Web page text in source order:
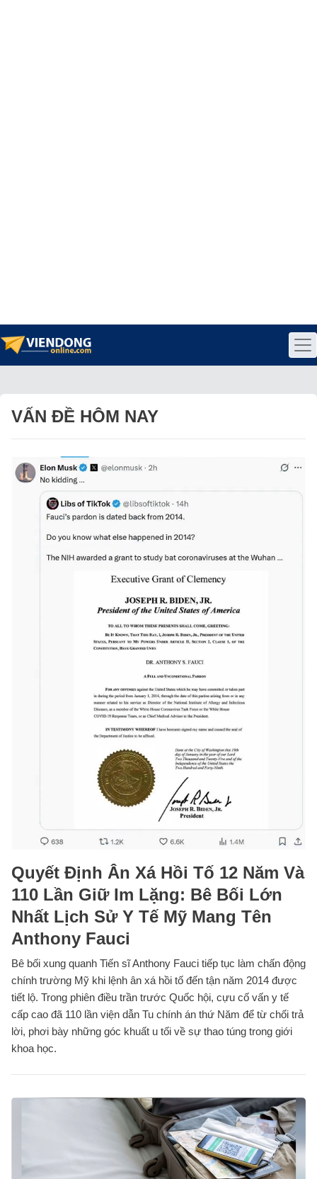
VẤN ĐỀ HÔM NAY
Quyết Định Ân Xá Hồi Tố 12 Năm Và
110 Lần Giữ Im Lặng: Bê Bối Lớn
Nhất Lịch Sử Y Tế Mỹ Mang Tên
Anthony Fauci
Bê bối xung quanh Tiến sĩ Anthony Fauci tiếp tục làm chấn động
chính trường Mỹ khi lệnh ân xá hồi tố đến tận năm 2014 được
tiết lộ. Trong phiên điều trần trước Quốc hội, cựu cố vấn y tế
cấp cao đã 110 lần viện dẫn Tu chính án thứ Năm để từ chối trả
lời, phơi bày những góc khuất u tối về sự thao túng trong giới
khoa học.